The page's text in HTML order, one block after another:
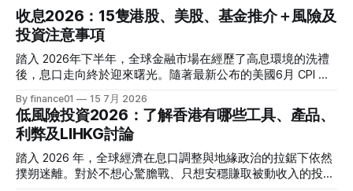
收息2026：15隻港股、美股、基金推介＋風險及
投資注意事項
踏入 2026年下半年，全球金融市場在經歷了高息環境的洗禮
後，息口走向終於迎來曙光。隨著最新公布的美國6月 CPI 同
息的預期再度升溫。 當定期存款利率逐漸從高位回落，如何
將資金轉投至能夠產生穩定現金流的收息資產，成為了今年投
資理財的核心課題。本文特別為您搜集 2026 年 7 月最新市場
數據，盤點港股、美股及基金三大領域共 15 隻熱門收息工
具，並深度拆解背後的潛在風險，助您在新一季度穩健收息！
By finance01 15 7月 2026
低風險投資2026：了解香港有哪些工具、產品、
利弊及LIHKG討論
踏入 2026 年，全球經濟在息口調整與地緣政治的拉鋸下依然
撲朔迷離。對於不想心驚膽戰、只想安穩賺取被動收入的投資